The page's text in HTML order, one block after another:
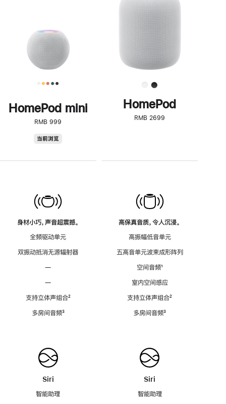
HomePod mini
RMB 999
当前浏览
身材小巧，声音超震撼。
全频驱动单元
双振动抵消无源辐射器
—
—
支持立体声组合脚
²
多房间音频脚
³
Siri
智能助理
了
解
HomePod<
HomePod
RMB 2699
高保真音质，令人沉浸。
高振幅低音单元
五高音单元波束成形阵列
空间音频脚
¹
室内空间感应
支持立体声组合脚
²
多房间音频脚
³
Siri
智能助理